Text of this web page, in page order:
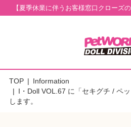
【夏季休業に伴うお客様窓口クローズ
TOP
Information
I・Doll VOL.67 に「セキグチ / ペ
します。